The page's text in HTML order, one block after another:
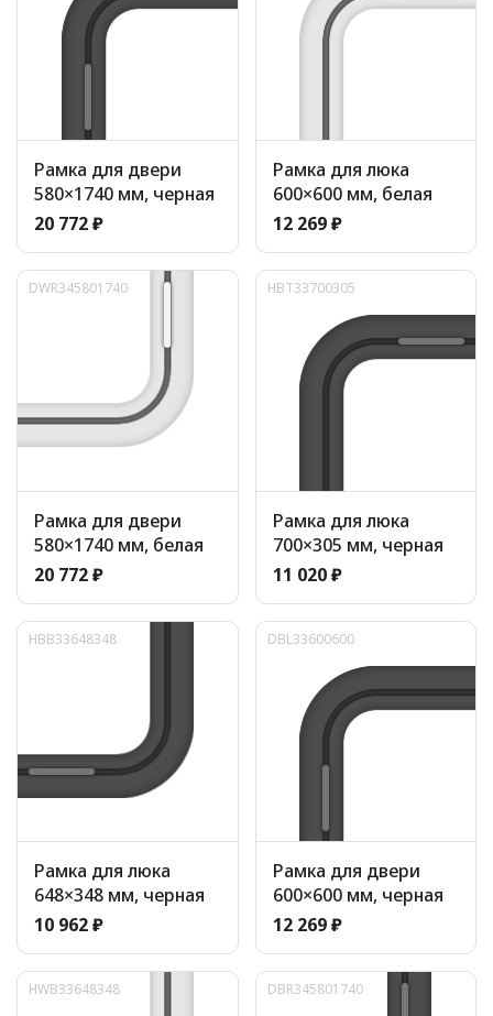
Рамка для двери
580×1740 мм, черная
20 772 ₽
Рамка для люка
600×600 мм, белая
12 269 ₽
DWR345801740
Рамка для двери
580×1740 мм, белая
20 772 ₽
HBT33700305
Рамка для люка
700×305 мм, черная
11 020 ₽
HBB33648348
Рамка для люка
648×348 мм, черная
10 962 ₽
DBL33600600
Рамка для двери
600×600 мм, черная
12 269 ₽
HWB33648348 DBR345801740